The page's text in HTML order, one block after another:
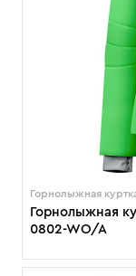
Горнолыжная
Горнолыжная
0802-WO/A